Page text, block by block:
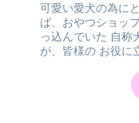
可愛い愛犬の為にと
ば、おやつショッ
っ込んでいた 自称
が、皆様の お役に